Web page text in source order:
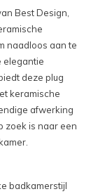
Best Design,
naadloos aan te
elegantie
deze plug
keramische
afwerking
zoek is naar een
badkamerstijl